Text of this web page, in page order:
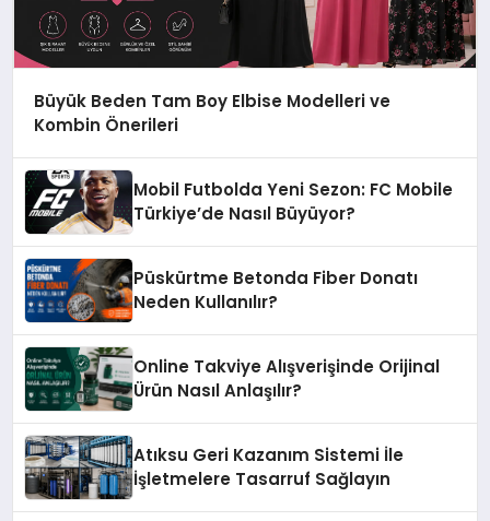
Büyük Beden Tam Boy Elbise Modelleri ve
Kombin Önerileri
Mobil Futbolda Yeni Sezon: FC Mobile
Türkiye’de Nasıl Büyüyor?
Püskürtme Betonda Fiber Donatı
Neden Kullanılır?
Online Takviye Alışverişinde Orijinal
Ürün Nasıl Anlaşılır?
Atıksu Geri Kazanım Sistemi İle
İşletmelere Tasarruf Sağlayın